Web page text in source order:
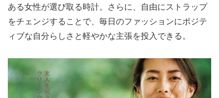
ある女性が選び取る時計。さらに、自由にストラップ
をチェンジすることで、毎日のファッションにポジテ
ィブな自分らしさと軽やかな主張を投入できる。